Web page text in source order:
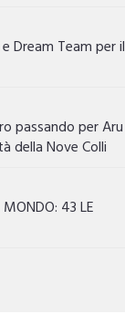
Dream Team per il
passando per Aru
della Nove Colli
43 LE